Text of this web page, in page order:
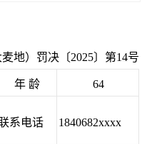
地）罚决〔2025〕第14号
年 龄 64
系电话 1840682xxxx